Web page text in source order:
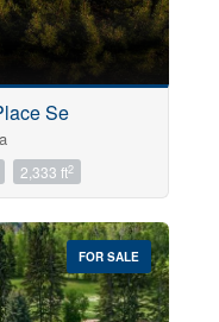
Se
2,333 ft2
FOR SALE